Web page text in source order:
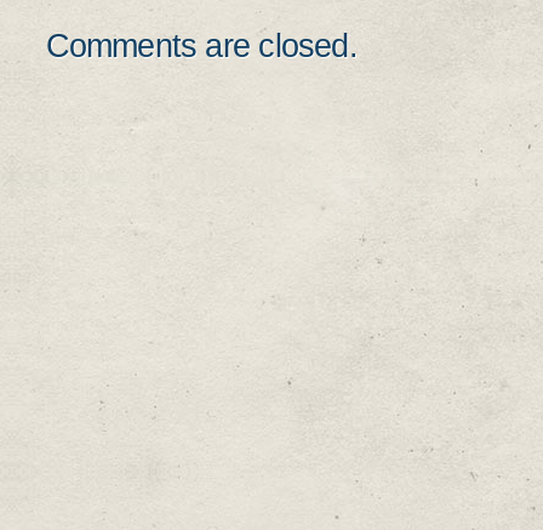
Comments are closed.